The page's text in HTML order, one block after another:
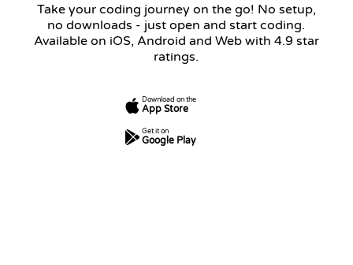
Take your coding journey on the go! No setup,
no downloads - just open and start coding.
Available on iOS, Android and Web with 4.9 star
ratings.
Download on the
App Store
Get it on
Google Play